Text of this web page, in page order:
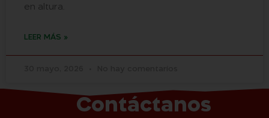
en altura.
LEER MÁS »
Contáctanos